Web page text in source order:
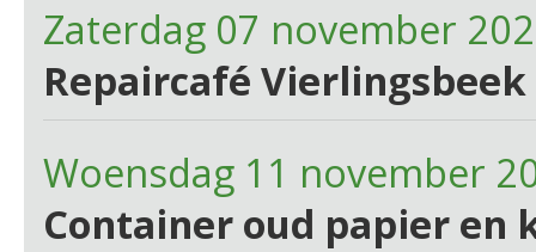
Zaterdag 07 november
Repaircafé
Woensdag 11 november
Container oud papier en